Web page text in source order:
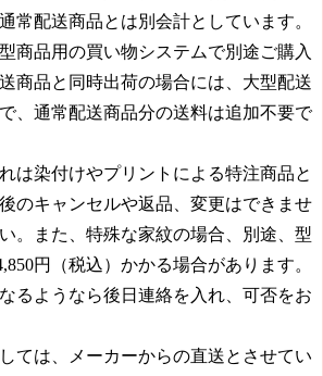
常配送商品とは別会計としています。
商品用の買い物システムで別途ご購入
商品と同時出荷の場合には、大型配送
、通常配送商品分の送料は追加不要で
は染付けやプリントによる特注商品と
のキャンセルや返品、変更はできませ
。また、特殊な家紋の場合、別途、型
円（税込） かかる場合があります。
るようなら後日連絡を入れ、可否をお
ては、メーカーからの直送とさせてい